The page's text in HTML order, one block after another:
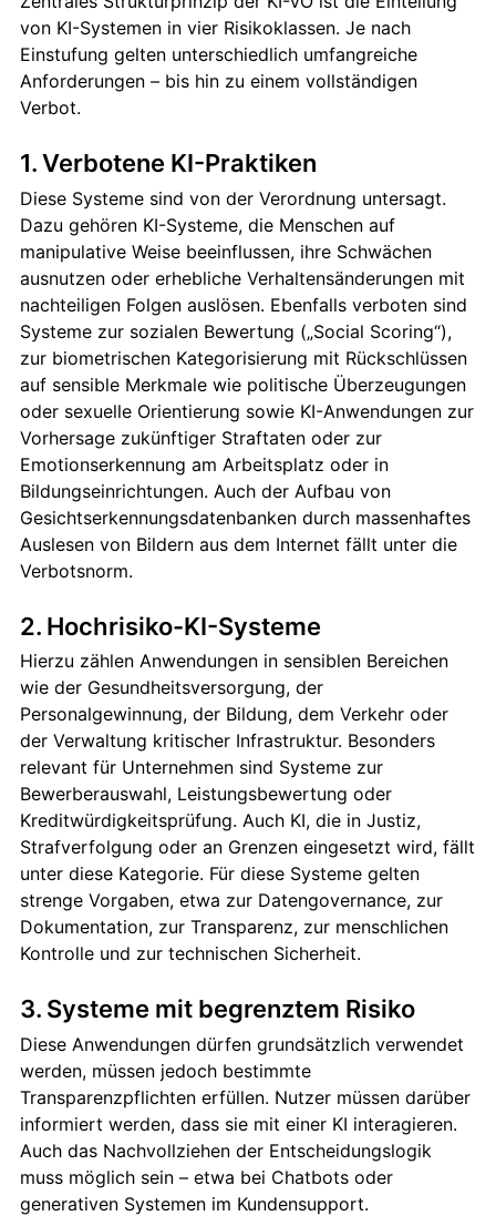
von KI-Systemen in vier Risikoklassen. Je nach
Einstufung gelten unterschiedlich umfangreiche
Anforderungen – bis hin zu einem vollständigen
Verbot.
1. Verbotene KI-Praktiken
Diese Systeme sind von der Verordnung untersagt.
Dazu gehören KI-Systeme, die Menschen auf
manipulative Weise beeinflussen, ihre Schwächen
ausnutzen oder erhebliche Verhaltensänderungen mit
nachteiligen Folgen auslösen. Ebenfalls verboten sind
Systeme zur sozialen Bewertung („Social Scoring“),
zur biometrischen Kategorisierung mit Rückschlüssen
auf sensible Merkmale wie politische Überzeugungen
oder sexuelle Orientierung sowie KI-Anwendungen zur
Vorhersage zukünftiger Straftaten oder zur
Emotionserkennung am Arbeitsplatz oder in
Bildungseinrichtungen. Auch der Aufbau von
Gesichtserkennungsdatenbanken durch massenhaftes
Auslesen von Bildern aus dem Internet fällt unter die
Verbotsnorm.
2. Hochrisiko-KI-Systeme
Hierzu zählen Anwendungen in sensiblen Bereichen
wie der Gesundheitsversorgung, der
Personalgewinnung, der Bildung, dem Verkehr oder
der Verwaltung kritischer Infrastruktur. Besonders
relevant für Unternehmen sind Systeme zur
Bewerberauswahl, Leistungsbewertung oder
Kreditwürdigkeitsprüfung. Auch KI, die in Justiz,
Strafverfolgung oder an Grenzen eingesetzt wird, fällt
unter diese Kategorie. Für diese Systeme gelten
strenge Vorgaben, etwa zur Datengovernance, zur
Dokumentation, zur Transparenz, zur menschlichen
Kontrolle und zur technischen Sicherheit.
3. Systeme mit begrenztem Risiko
Diese Anwendungen dürfen grundsätzlich verwendet
werden, müssen jedoch bestimmte
Transparenzpflichten erfüllen. Nutzer müssen darüber
informiert werden, dass sie mit einer KI interagieren.
Auch das Nachvollziehen der Entscheidungslogik
muss möglich sein – etwa bei Chatbots oder
generativen Systemen im Kundensupport.